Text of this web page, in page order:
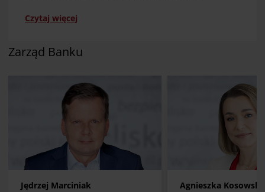
Czytaj więcej
Zarząd Banku
Jędrzej Marciniak
Agnieszka Kosowska